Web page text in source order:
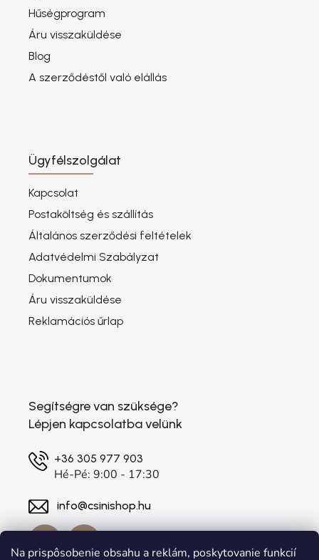
Na prispôsobenie obsahu a reklám, poskytovanie funkcií
Hűségprogram
Áru visszaküldése
Blog
A szerződéstől való elállás
Ügyfélszolgálat
Kapcsolat
Postaköltség és szállítás
Általános szerződési feltételek
Adatvédelmi Szabályzat
Dokumentumok
Áru visszaküldése
Reklamációs űrlap
Segítségre van szüksége?
Lépjen kapcsolatba velünk
+36 305 977 903
Hé-Pé: 9:00 - 17:30
info@csinishop.hu